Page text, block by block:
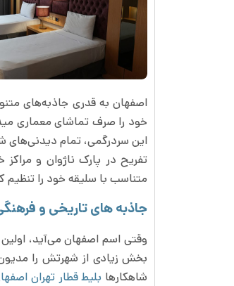
اصفهان به قدری جاذبه‌های
خود را صرف تماشای معماری
این سردرگمی، تمام دیدنی‌های
تفریح در پارک ناژوان و
متناسب با سلیقه خود را تنظیم
جاذبه های تاریخی و
وقتی اسم اصفهان می‌آید،
بخش زیادی از شهرتش را
شاهکارها بلیط قطار تهران